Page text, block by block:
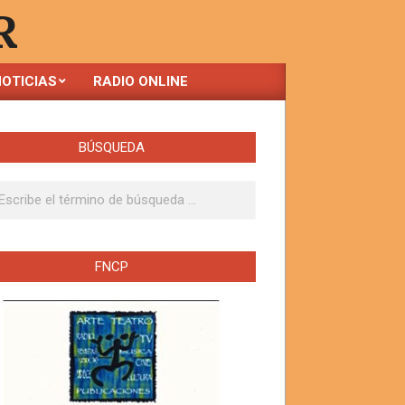
RADIO ONLINE
BÚSQUEDA
FNCP